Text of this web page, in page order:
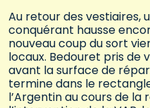
Au retour des vestiaires,
conquérant hausse
nouveau coup du sort
locaux. Bedouret pris de
avant la surface de
termine dans le
l’Argentin au cours de